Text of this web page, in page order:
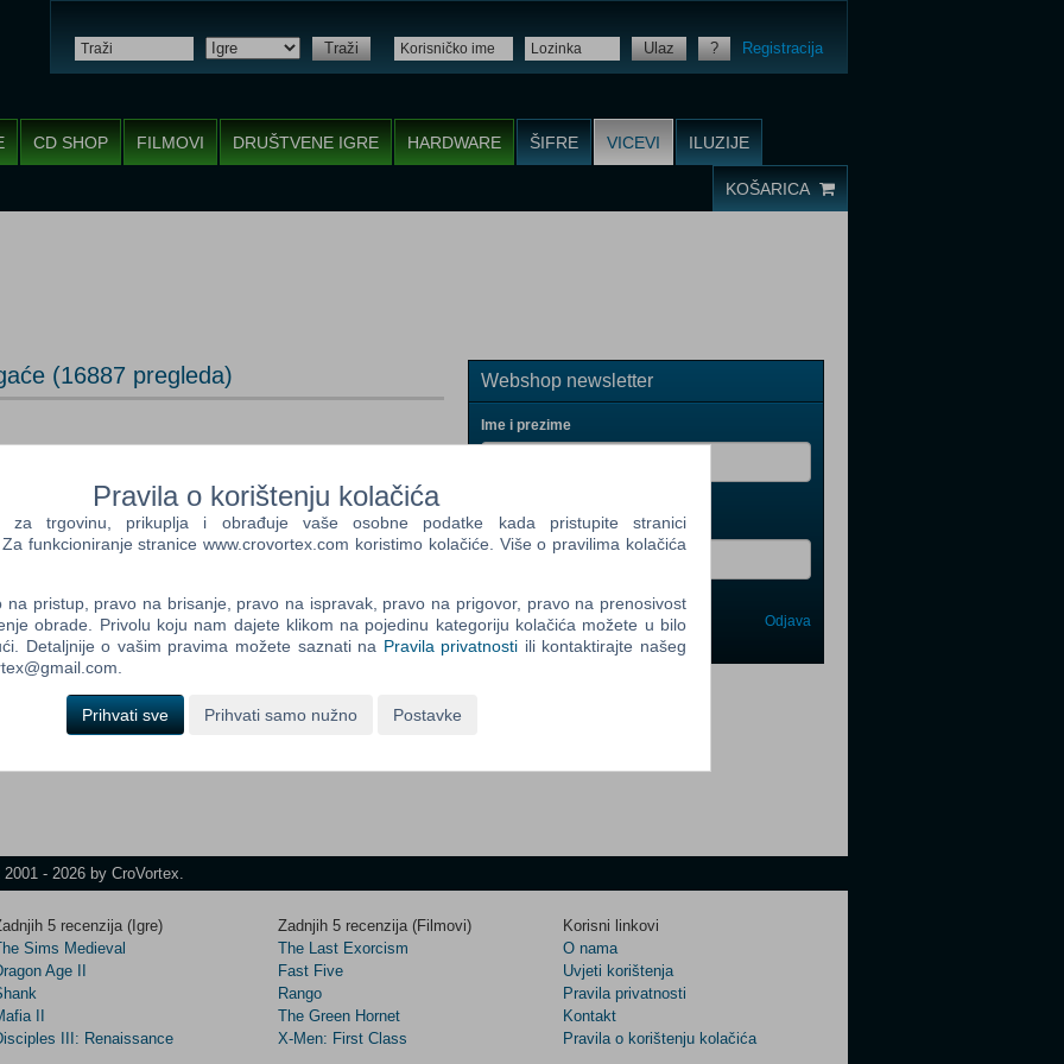
Traži Ulaz ? Registracija
CD SHOP FILMOVI DRUŠTVENE IGRE HARDWARE ŠIFRE VICEVI ILUZIJE
KOŠARICA
(16887 pregleda)
Kaže Mujo Hasi:
čovječe?!"
maraka sa 3 nule."
ne čiste su!!
Webshop newsletter
Ime i prezime
Vaš email
Control
Field
Prijavi me Odjava
- 2026 by CroVortex.
5 recenzija (Igre)
Sims Medieval
Age II
II
III: Renaissance
Zadnjih 5 recenzija (Filmovi)
The Last Exorcism
Fast Five
Rango
The Green Hornet
X-Men: First Class
Korisni linkovi
O nama
Uvjeti korištenja
Pravila privatnosti
Kontakt
Pravila o korištenju kolačića
Pravila o korištenju kolačića
za trgovinu, prikuplja i obrađuje vaše osobne podatke kada pristupite stranici
funkcioniranje stranice www.crovortex.com koristimo kolačiće. Više o pravilima kolačića
na pristup, pravo na brisanje, pravo na ispravak, pravo na prigovor, pravo na prenosivost
obrade. Privolu koju nam dajete klikom na pojedinu kategoriju kolačića možete u bilo
Detaljnije o vašim pravima možete saznati na Pravila privatnosti ili kontaktirajte našeg
Prihvati sve Prihvati samo nužno Postavke